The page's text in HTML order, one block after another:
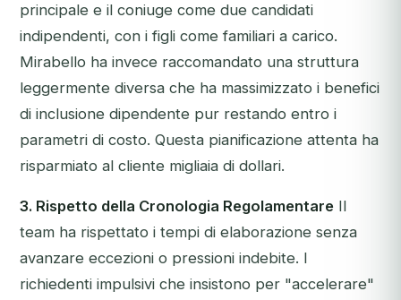
principale e il coniuge come due candidati
indipendenti, con i figli come familiari a carico.
Mirabello ha invece raccomandato una struttura
leggermente diversa che ha massimizzato i benefici
di inclusione dipendente pur restando entro i
parametri di costo. Questa pianificazione attenta ha
risparmiato al cliente migliaia di dollari.
3. Rispetto della Cronologia Regolamentare Il
team ha rispettato i tempi di elaborazione senza
avanzare eccezioni o pressioni indebite. I
richiedenti impulsivi che insistono per "accelerare"